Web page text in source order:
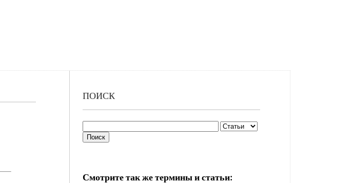
ПОИСК
Смотрите так же термины и статьи: